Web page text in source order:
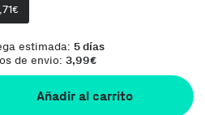
€
estimada: 5 días
de envio: 3,99€
Añadir al carrito